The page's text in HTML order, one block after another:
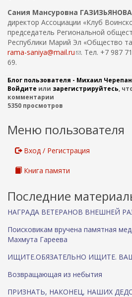
Сания Мансуровна ГАЗИЗЬЯНОВА
директор Ассоциации «Клуб
председатель Региональной
Республики Марий Эл «Общество
rama-saniya@mail.ru(
ы
л
л
о
а
в
к
e
i
l
. Тел. +7 987
69.
Блог пользователя - Михаил
Войдите или зарегистрируйтесь,
комментарии
5350 просмотров
Меню пользователя
Вход / Регистрация
Книга памяти
Последние
НАГРАДА ВЕТЕРАНОВ ВНЕШНЕЙ
Поисковикам вручена памятная
Махмута Гареева
ИЩИТЕ.ОБЯЗАТЕЛЬНО ИЩИТЕ.
Возвращающая из небытия
ПРИЗНАТЬ, НАКОНЕЦ, НАШИХ